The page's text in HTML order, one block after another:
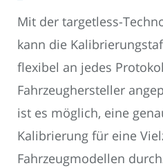
Mit der targetless-
kann die
flexibel an jedes
Fahrzeughersteller
ist es möglich, eine
Kalibrierung für eine
Fahrzeugmodellen